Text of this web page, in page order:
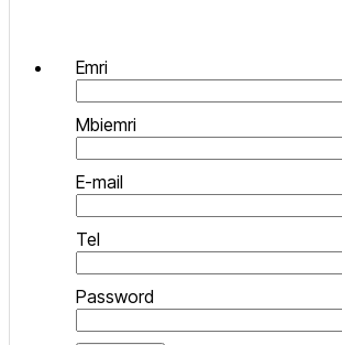
Emri
Mbiemri
E-mail
Tel
Password